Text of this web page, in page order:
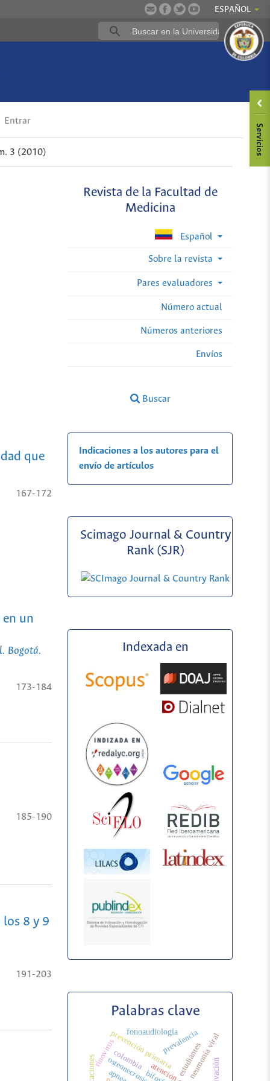
ESPAÑOL
Entrar
3 (2010)
Revista de la Facultad de
Medicina
Español
Sobre la revista
Pares evaluadores
Número actual
Números anteriores
Envíos
Buscar
que
167-172
un
Bogotá.
173-184
185-190
los 8 y 9
191-203
Indicaciones a los autores para el
envío de artículos
Scimago Journal & Country
Rank (SJR)
Indexada en
Palabras clave
osteonecrosis
prevención primaria estudiantes
prevalencia
rinovirus neumonía viral
colombia
fonoaudiología